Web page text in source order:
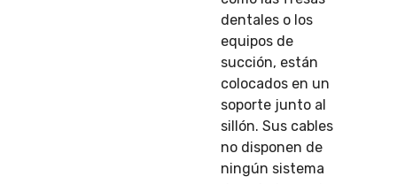
dentales o los
equipos de
succión, están
colocados en un
soporte junto al
sillón. Sus cables
no disponen de
ningún sistema